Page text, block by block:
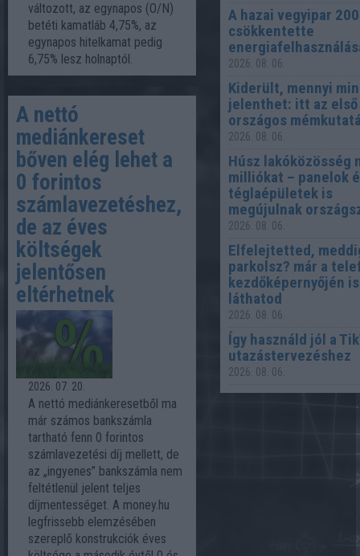
változott, az egynapos (O/N)
betéti kamatláb 4,75%, az
egynapos hitelkamat pedig
6,75% lesz holnaptól.
A nettó
mediánkereset
bőven elég lehet a
0 forintos
számlavezetéshez,
de az éves
költségek
jelentősen
eltérhetnek
2026. 07. 20.
A nettó mediánkeresetből ma
már számos bankszámla
tartható fenn 0 forintos
számlavezetési díj mellett, de
az „ingyenes” bankszámla nem
feltétlenül jelent teljes
díjmentességet. A money.hu
legfrissebb elemzésében
szereplő konstrukciók éves
A hazai vegyipar
csökkentette
2026. 08. 06.
Kiderült, mennyi
jelenthet: itt az első
országos
2026. 08. 06.
Húsz lakóközösség
milliókat – panelok
téglaépületek is
megújulnak
2026. 08. 06.
Elfelejtetted,
parkolsz? már a
kezdőképernyőjén is
láthatod
2026. 08. 06.
Így használd jól a
utazástervezéshez
2026. 08. 06.